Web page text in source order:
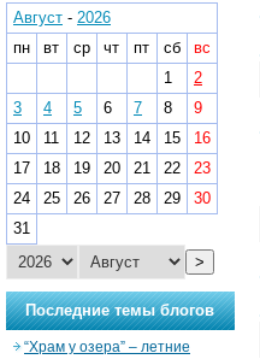
Август - 2026
пн
вт ср чт пт сб
вс
1
2
3
4 5 6 7 8
9
10
11 12 13 14 15
16
17
18 19 20 21 22
23
24
25 26 27 28 29
30
31
>
Последние темы блогов
“Храм у озера” – летние